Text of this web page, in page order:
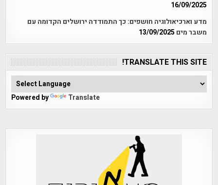
16/09/2025
מדע וארכיאולוגיה חושפים: כך התמודדה ירושלים הקדומה עם
משבר מים 13/09/2025
TRANSLATE THIS SITE!
Powered by Translate